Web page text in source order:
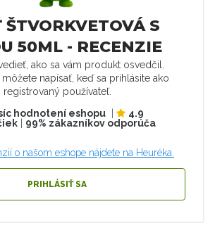
ŠTVORKVETOVÁ S
50ML - RECENZIE
ako sa vám produkt osvedčil.
napísať, keď sa prihlásite ako
registrovaný používateľ.
hodnotení eshopu
4.9
| 99% zákazníkov odporúča
o našom eshope nájdete na Heuréka.
PRIHLÁSIŤ SA